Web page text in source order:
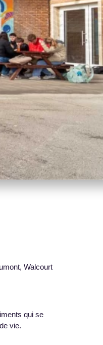
Walcourt
qui se
vie.